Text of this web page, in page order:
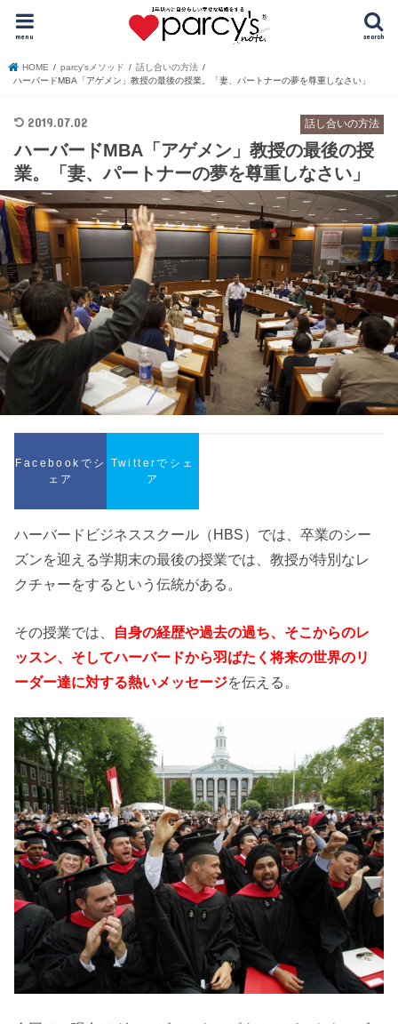
search
menu
HOME parcy’sメソッド
話し合いの方法
ハーバードMBA「アゲメン」教授の最後の授業。「妻、パートナーの夢を尊重しなさい」
話し合いの方法
2019.07.02
ハーバードMBA「アゲメン」教授の最後の授
業。「妻、パートナーの夢を尊重しなさい」
Facebookでシ
ェア
Twitterでシェ
ア
ハーバードビジネススクール（HBS）では、卒業のシー
ズンを迎える学期末の最後の授業では、教授が特別なレ
クチャーをするという伝統がある。
その授業では、 自身の経歴や過去の過ち、そこからのレ
ッスン、そしてハーバードから羽ばたく将来の世界のリ
ーダー達に対する熱いメッセージを伝える。